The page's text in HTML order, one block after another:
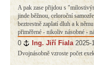
A pak zase přijdou s
jinde běžnou, celoroční
beztrestně zaplatí dluh a k
přiměřené - nikoliv násobné -
0 # Ing. Jiří Fiala 2025-
Dvojnásobně vzroste počet